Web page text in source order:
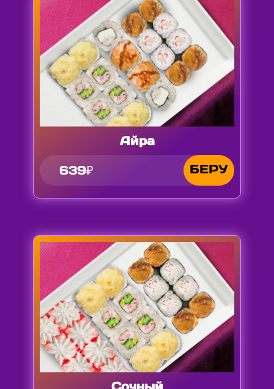
Айра
639₽
БЕРУ